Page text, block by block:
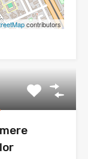
contributors